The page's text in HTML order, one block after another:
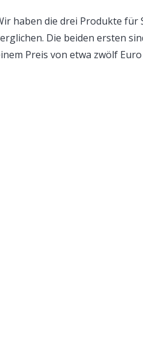
haben die drei Produkte für
Die beiden ersten
Preis von etwa zwölf